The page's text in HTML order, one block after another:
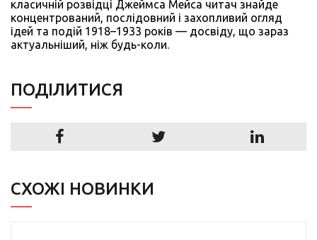
класичній розвідці Джеймса Мейса читач знайде
концентрований, послідовний і захопливий огляд
ідей та подій 1918–1933 років — досвіду, що зараз
актуальніший, ніж будь-коли.
ПОДIЛИТИСЯ
СХОЖІ НОВИНКИ